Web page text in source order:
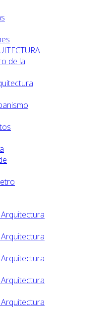
de la